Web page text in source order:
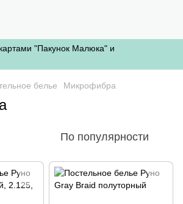
"Пакунок Малюка" и
белье Микрофибра
По популярности